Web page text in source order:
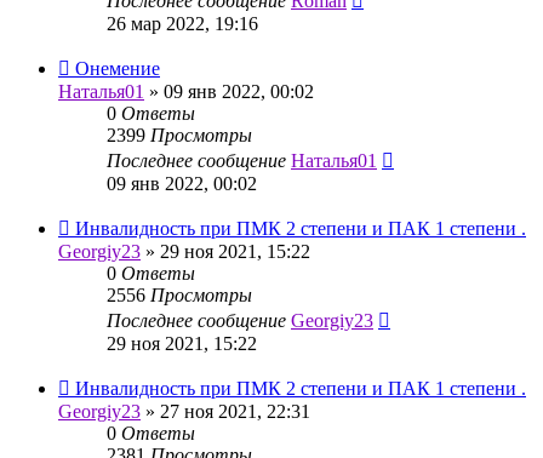
26 мар 2022, 19:16
Онемение
Наталья01 » 09 янв 2022, 00:02
0 Ответы
2399 Просмотры
Последнее сообщение Наталья01
09 янв 2022, 00:02
Инвалидность при ПМК 2 степени и ПАК 1 степени .
Georgiy23 » 29 ноя 2021, 15:22
0 Ответы
2556 Просмотры
Последнее сообщение Georgiy23
29 ноя 2021, 15:22
Инвалидность при ПМК 2 степени и ПАК 1 степени .
Georgiy23 » 27 ноя 2021, 22:31
0 Ответы